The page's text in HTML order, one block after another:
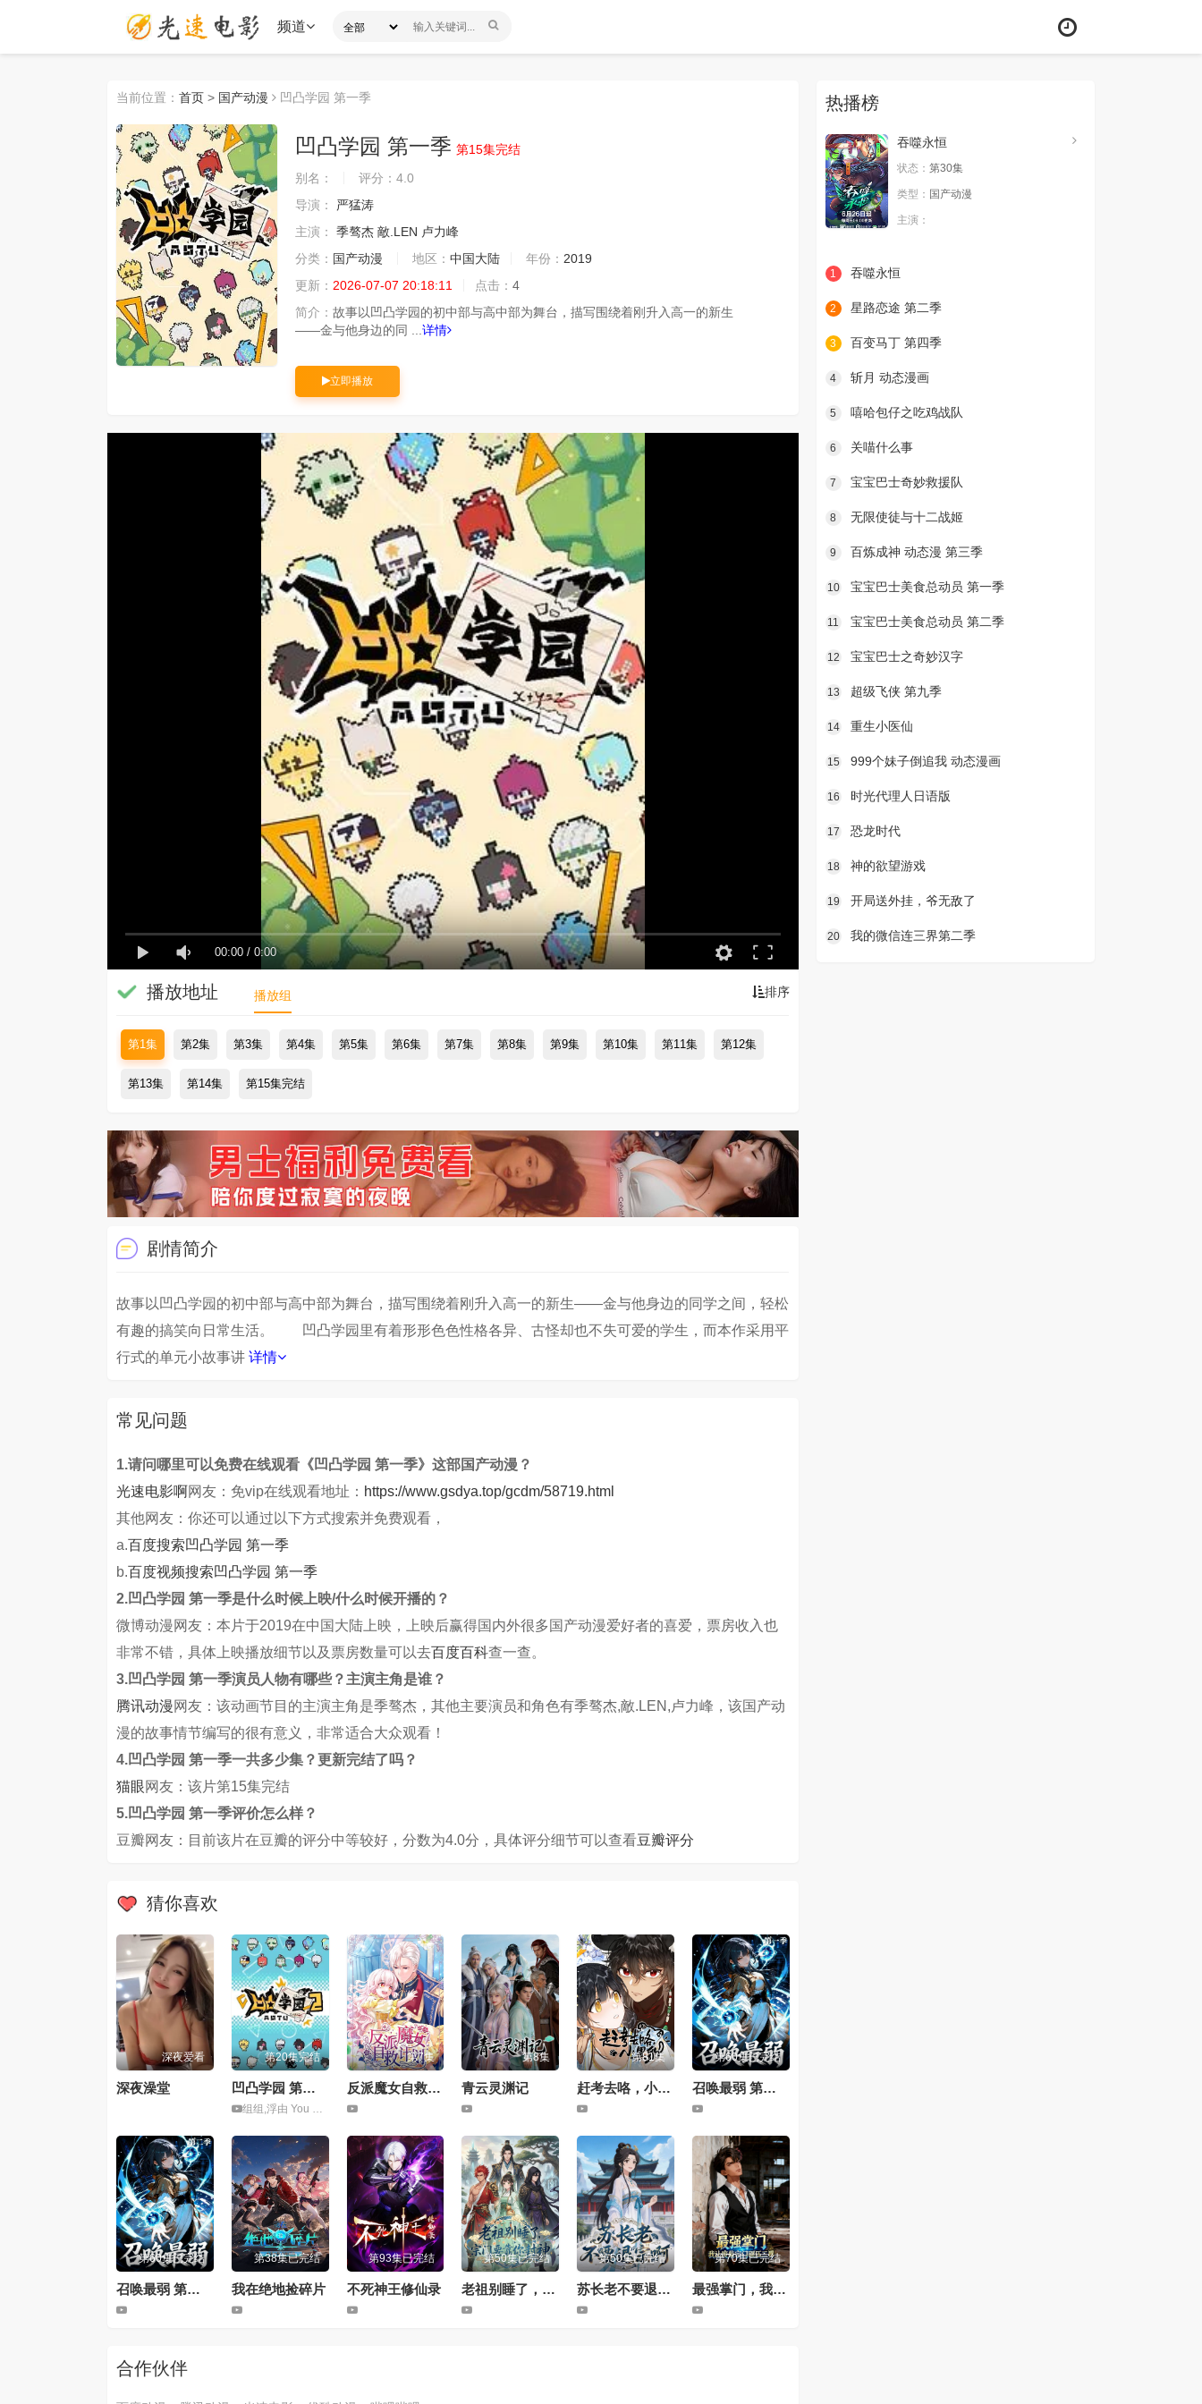
频道
当前位置： 首页 > 国产动漫 凹凸学园 第一季
凹凸学园 第一季 第15集完结
别名：
评分： 4.0
导演：
严猛涛
主演：
季骜杰 敵.LEN 卢力峰
分类： 国产动漫 地区： 中国大陆 年份： 2019
更新： 2026-07-07 20:18:11 点击： 4
简介： 故事以凹凸学园的初中部与高中部为舞台，描写围绕着刚升入高一的新生
——金与他身边的同 ... 详情
立即播放
00:00 / 0:00
排序
播放地址 播放组
第1集 第2集 第3集 第4集 第5集 第6集 第7集 第8集 第9集 第10集 第11集 第12集
第13集 第14集 第15集完结
剧情简介
故事以凹凸学园的初中部与高中部为舞台，描写围绕着刚升入高一的新生——金与他身边的同学之间，轻松
有趣的搞笑向日常生活。 凹凸学园里有着形形色色性格各异、古怪却也不失可爱的学生，而本作采用平
行式的单元小故事讲 详情
常见问题
1.请问哪里可以免费在线观看《凹凸学园 第一季》这部国产动漫？
光速电影啊网友：免vip在线观看地址： https://www.gsdya.top/gcdm/58719.html
其他网友：你还可以通过以下方式搜索并免费观看，
a.百度搜索凹凸学园 第一季
b.百度视频搜索凹凸学园 第一季
2.凹凸学园 第一季是什么时候上映/什么时候开播的？
微博动漫网友：本片于2019在中国大陆上映，上映后赢得国内外很多国产动漫爱好者的喜爱，票房收入也
非常不错，具体上映播放细节以及票房数量可以去百度百科查一查。
3.凹凸学园 第一季演员人物有哪些？主演主角是谁？
腾讯动漫网友：该动画节目的主演主角是季骜杰，其他主要演员和角色有季骜杰,敵.LEN,卢力峰，该国产动
漫的故事情节编写的很有意义，非常适合大众观看！
4.凹凸学园 第一季一共多少集？更新完结了吗？
猫眼网友：该片第15集完结
5.凹凸学园 第一季评价怎么样？
豆瓣网友：目前该片在豆瓣的评分中等较好，分数为4.0分，具体评分细节可以查看豆瓣评分
猜你喜欢
深夜爱看
深夜澡堂
第20集完结
凹凸学园 第二季
组组,浮由 You Fu,钟巍,卢力峰,史泽鲲,黄骥,默伶
第7集
反派魔女自救计划
第8集
青云灵渊记
第81集
赶考去咯，小黑豹
第60集已完结
召唤最弱 第一季
第60集已完结
召唤最弱 第二季
第38集已完结
我在绝地捡碎片
第93集已完结
不死神王修仙录
第50集已完结
老祖别睡了，宗门要靠你封神
第50集已完结
苏长老不要退宗啊
第70集已完结
最强掌门，我让废柴宗门碾压三界
合作伙伴
热播榜
吞噬永恒
状态： 第30集
类型： 国产动漫
主演：
1 吞噬永恒
2 星路恋途 第二季
3 百变马丁 第四季
4 斩月 动态漫画
5 嘻哈包仔之吃鸡战队
6 关喵什么事
7 宝宝巴士奇妙救援队
8 无限使徒与十二战姬
9 百炼成神 动态漫 第三季
10 宝宝巴士美食总动员 第一季
11 宝宝巴士美食总动员 第二季
12 宝宝巴士之奇妙汉字
13 超级飞侠 第九季
14 重生小医仙
15 999个妹子倒追我 动态漫画
16 时光代理人日语版
17 恐龙时代
18 神的欲望游戏
19 开局送外挂，爷无敌了
20 我的微信连三界第二季